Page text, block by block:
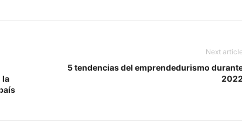
la
Next article
5 tendencias del emprendedurismo
2022